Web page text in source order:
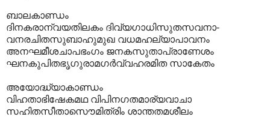
ബാലകാണ്ഡം
ദിനകരാന്വയതിലകം ദിവ്യഗാധിസുതസവനാ-
വനരചിതസുബാഹുമുഖ വധമഹല്യാപാവനം
അനഘമീശചാപഭംഗം ജനകസുതാപ്രാണേശം
ഘനകുപിതഭൃഗുരാമഗർവ്വഹരമിത സാകേതം
അയോദ്ധ്യാകാണ്ഡം
വിഹതാഭിഷേകമഥ വിപിനഗതമാര്യവാചാ
സഹിതസീതാസൌമിത്രിം ശാന്തതമശീലം